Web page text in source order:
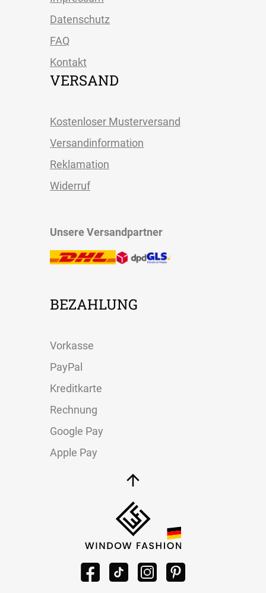
Datenschutz
FAQ
Kontakt
VERSAND
Kostenloser Musterversand
Versandinformation
Reklamation
Widerruf
Unsere Versandpartner
BEZAHLUNG
Vorkasse
PayPal
Kreditkarte
Rechnung
Google Pay
Apple Pay